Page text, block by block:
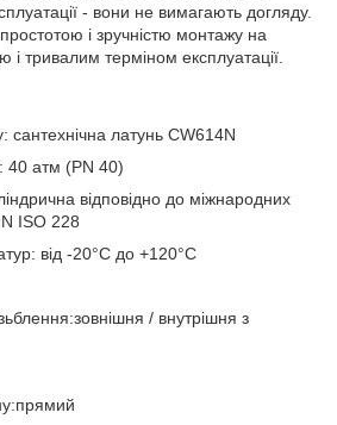
- вони не вимагають догляду.
і зручністю монтажу на
і тривалим терміном експлуатації.
сантехнічна латунь CW614N
40 атм (PN 40)
відповідно до міжнародних
ISO 228
від -20°С до +120°С
/ внутрішня з